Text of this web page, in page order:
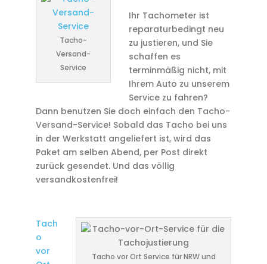
Tacho-
Versand-
Service
Ihr Tachometer ist
reparaturbedingt neu
zu justieren, und Sie
schaffen es
terminmäßig nicht, mit
Ihrem Auto zu unserem
Service zu fahren?
Dann benutzen Sie doch einfach den Tacho-
Versand-Service! Sobald das Tacho bei uns
in der Werkstatt angeliefert ist, wird das
Paket am selben Abend, per Post direkt
zurück gesendet. Und das völlig
versandkostenfrei!
Tacho vor Ort Service für NRW und
Tach
o
vor